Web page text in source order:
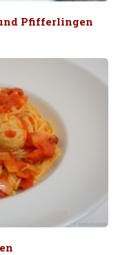
Pfifferlingen